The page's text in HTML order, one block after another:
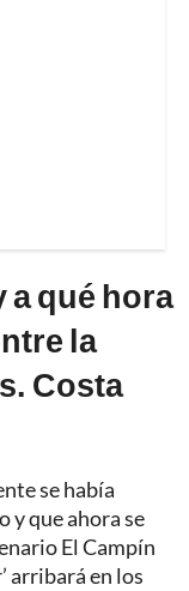
a qué hora
la
Costa
se había
y que ahora se
El Campín
arribará en los